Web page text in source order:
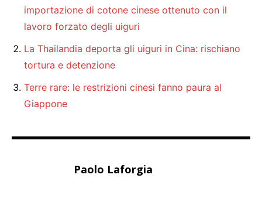
importazione di cotone cinese ottenuto con il
lavoro forzato degli uiguri
La Thailandia deporta gli uiguri in Cina: rischiano
tortura e detenzione
Terre rare: le restrizioni cinesi fanno paura al
Giappone
Paolo Laforgia